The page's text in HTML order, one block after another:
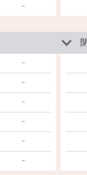
－
－
－
－
－
－
－